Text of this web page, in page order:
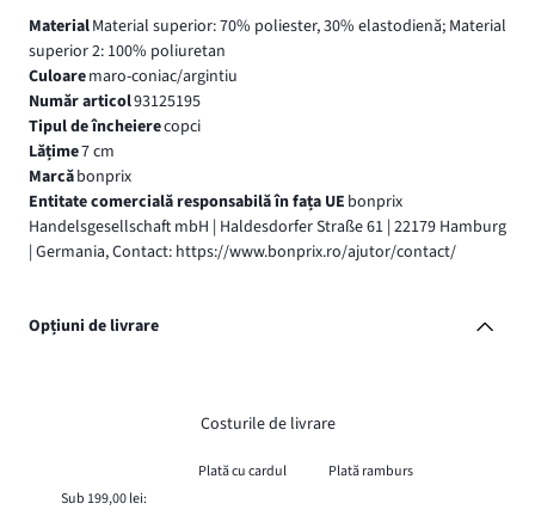
MaterialMaterial superior: 70% poliester, 30% elastodienă; Material
superior 2: 100% poliuretan
Culoaremaro-coniac/argintiu
Număr articol93125195
Tipul de încheierecopci
Lățime7 cm
Marcăbonprix
Entitate comercială responsabilă în fața UE bonprix
Handelsgesellschaft mbH | Haldesdorfer Straße 61 | 22179 Hamburg
| Germania, Contact: https://www.bonprix.ro/ajutor/contact/
Opțiuni de livrare
Costurile de livrare
Plată cu cardul
Plată ramburs
Sub 199,00 lei: